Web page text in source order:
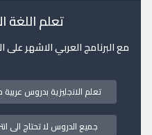
تعلم اللغة
مع البرنامج العربي الاشهر على الاطلاق
تعلم الانجليزية بدروس
جميع الدروس لا تحتاج الى